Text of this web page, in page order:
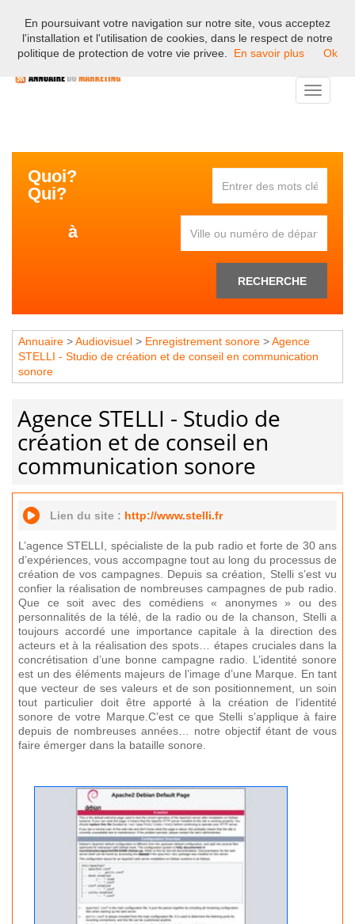
Bienvenue sur l'annuaire professionnel du marketing et de la
communication en France.
Toggle
Quoi?
Qui?
à
RECHERCHE
Annuaire >Audiovisuel > Enregistrement sonore >Agence
STELLI - Studio de création et de conseil en communication
sonore
Agence STELLI - Studio de
création et de conseil en
communication sonore
Lien du site : http://www.stelli.fr
L’agence STELLI, spécialiste de la pub radio et forte de 30 ans
d’expériences, vous accompagne tout au long du processus de
création de vos campagnes. Depuis sa création, Stelli s’est vu
confier la réalisation de nombreuses campagnes de pub radio.
Que ce soit avec des comédiens « anonymes » ou des
personnalités de la télé, de la radio ou de la chanson, Stelli a
toujours accordé une importance capitale à la direction des
acteurs et à la réalisation des spots… étapes cruciales dans la
concrétisation d’une bonne campagne radio. L’identité sonore
est un des éléments majeurs de l’image d’une Marque. En tant
que vecteur de ses valeurs et de son positionnement, un soin
tout particulier doit être apporté à la création de l’identité
sonore de votre Marque.C’est ce que Stelli s’applique à faire
depuis de nombreuses années… notre objectif étant de vous
faire émerger dans la bataille sonore.
En poursuivant votre navigation sur notre site, vous acceptez
l'installation et l'utilisation de cookies, dans le respect de notre
politique de protection de votre vie privee.
En savoir plus Ok